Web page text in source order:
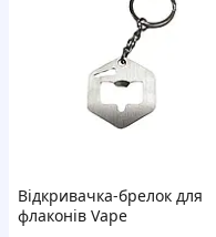
Відкривачка-брелок для
флаконів Vape